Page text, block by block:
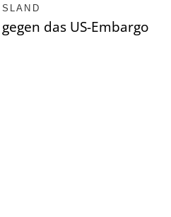
das US-Embargo